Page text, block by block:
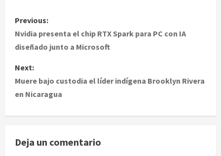
P
o
t
n
a
v
Previous:
Nvidia presenta el chip RTX Spark para PC con IA
diseñado junto a Microsoft
Next:
Muere bajo custodia el líder indígena Brooklyn Rivera
en Nicaragua
Deja un comentario